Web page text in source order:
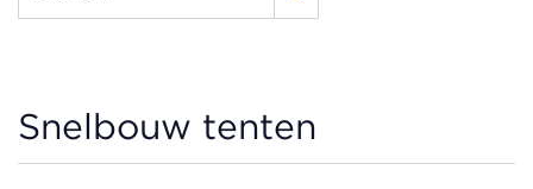
Snelbouw tenten